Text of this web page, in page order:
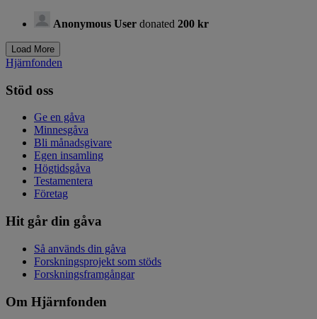
Anonymous User donated 200 kr
Hjärnfonden
Stöd oss
Ge en gåva
Minnesgåva
Bli månadsgivare
Egen insamling
Högtidsgåva
Testamentera
Företag
Hit går din gåva
Så används din gåva
Forskningsprojekt som stöds
Forskningsframgångar
Om Hjärnfonden